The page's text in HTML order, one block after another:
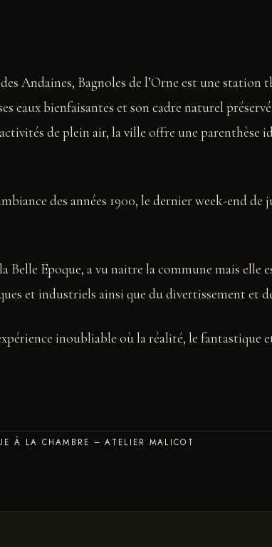
Andaines, Bagnoles de l’Orne est une station
eaux bienfaisantes et son cadre naturel
de plein air, la ville offre une parenthèse
des années 1900, le dernier week-end de
Belle Epoque, a vu naitre la commune mais elle
et industriels ainsi que du divertissement et
inoubliable où la réalité, le fantastique
À LA CHAMBRE – ATELIER MALICOT